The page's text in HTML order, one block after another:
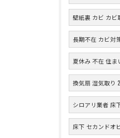
壁紙裏 カビ カビ
長期不在 カビ対
夏休み 不在 住ま
換気扇 湿気取り
シロアリ業者 床
床下 セカンドオ